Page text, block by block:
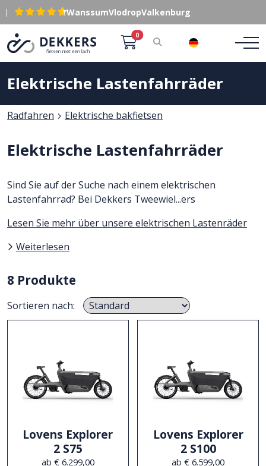
| WanssumVlodropValkenburg
0
Elektrische Lastenfahrräder
Radfahren Elektrische bakfietsen
Elektrische Lastenfahrräder
Sind Sie auf der Suche nach einem elektrischen
Lastenfahrrad? Bei Dekkers Tweewiel...ers
Lesen Sie mehr über unsere elektrischen Lastenräder
Weiterlesen
8 Produkte
Sortieren nach:
Lovens Explorer
2 S75
ab € 6.299,00
Lovens Explorer
2 S100
ab € 6.599,00